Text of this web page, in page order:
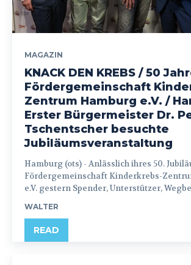
MAGAZIN
KNACK DEN KREBS / 50
Fördergemeinschaft
Zentrum Hamburg e.V. /
Erster Bürgermeister Dr.
Tschentscher besuchte
Jubiläumsveranstaltung
Hamburg (ots) - Anlässlich ihres 50. Jubiläums lud die
Fördergemeinschaft Kinderkrebs-
e.V. gestern Spender, Unterstützer,
WALTER
READ